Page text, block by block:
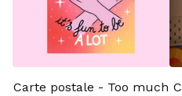
Carte postale - Too much